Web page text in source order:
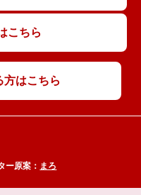
こちら
方はこちら
ー原案： まろ